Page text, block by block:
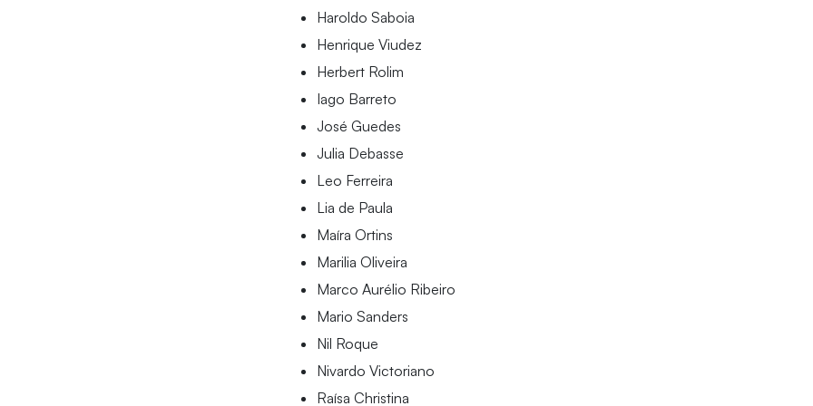
Haroldo Saboia
Henrique Viudez
Herbert Rolim
Iago Barreto
José Guedes
Julia Debasse
Leo Ferreira
Lia de Paula
Maíra Ortins
Marilia Oliveira
Marco Aurélio Ribeiro
Mario Sanders
Nil Roque
Nivardo Victoriano
Raísa Christina